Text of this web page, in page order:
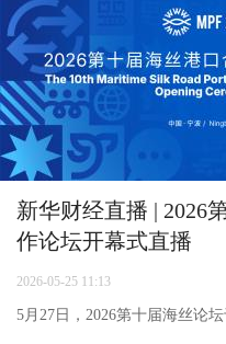
新华财经直播 | 2026
作论坛开幕式直播
2026-05-25 11:13
5月27日，2026第十届海丝论